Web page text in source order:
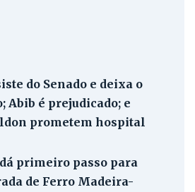
do Senado e deixa o
Abib é prejudicado; e
prometem hospital
primeiro passo para
de Ferro Madeira-